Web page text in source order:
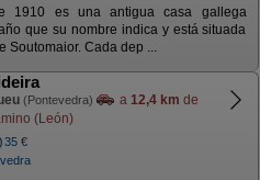
1910 es una antigua casa gallega
que su nombre indica y está situada
Soutomaior. Cada dep ...
(Pontevedra) a 12,4 km de
(León)
35 €